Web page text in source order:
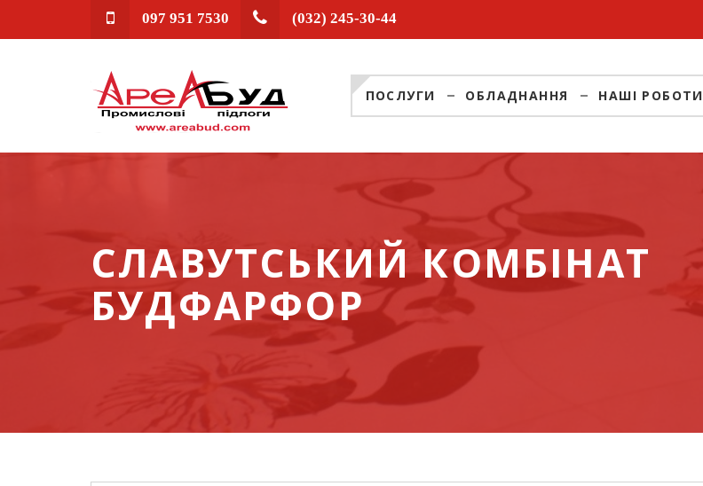
097 951 7530 (032) 245-30-44
ПОСЛУГИ ОБЛАДНАННЯ НАШІ РОБОТИ
СЛАВУТСЬКИЙ КОМБІНАТ
БУДФАРФОР